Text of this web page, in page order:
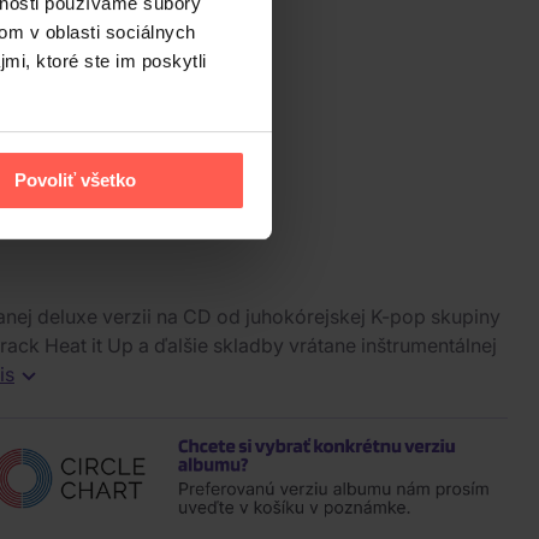
v oblasti sociálnych
ktoré ste im poskytli
Povoliť všetko
deluxe verzii na CD od juhokórejskej K-pop skupiny
Heat it Up a ďalšie skladby vrátane inštrumentálnej